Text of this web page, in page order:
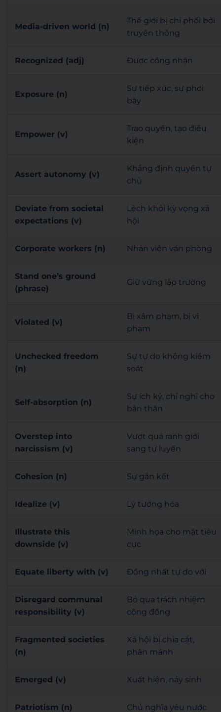
Media-driven world (n)
Thế giới bị chi phối bởi
truyền thông
Recognized (adj) Được công nhận
Exposure (n)
Sự tiếp xúc, sự phơi
bày
Empower (v)
Trao quyền, tạo điều
kiện
Assert autonomy (v)
Khẳng định quyền tự
chủ
Deviate from societal
expectations (v)
Lệch khỏi kỳ vọng xã
hội
Corporate workers (n) Nhân viên văn phòng
Stand one’s ground
(phrase)
Giữ vững lập trường
Violated (v)
Bị xâm phạm, bị vi
phạm
Unchecked freedom
(n)
Sự tự do không kiểm
soát
Self-absorption (n)
Sự ích kỷ, chỉ nghĩ cho
bản thân
Overstep into
narcissism (v)
Vượt quá ranh giới
sang tự luyến
Cohesion (n) Sự gắn kết
Idealize (v) Lý tưởng hóa
Illustrate this
downside (v)
Minh họa cho mặt tiêu
cực
Equate liberty with (v) Đồng nhất tự do với
Disregard communal
responsibility (v)
Bỏ qua trách nhiệm
cộng đồng
Fragmented societies
(n)
Xã hội bị chia cắt,
phân mảnh
Emerged (v) Xuất hiện, nảy sinh
Patriotism (n) Chủ nghĩa yêu nước